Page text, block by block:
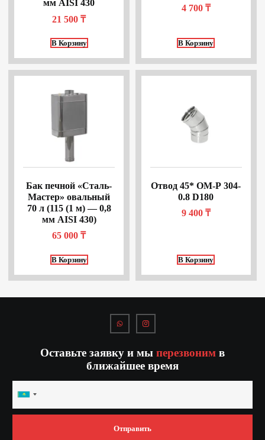
мм AISI 430
21 500₸
В Корзину
4 700 ₸
В Корзину
Бак печной «Сталь-
Мастер» овальный
70 л (115 (1 м) — 0,8
мм AISI 430)
65 000₸
В Корзину
Отвод 45* ОМ-Р 304-
0.8 D180
9 400 ₸
В Корзину
Оставьте заявку и мы перезвоним в
ближайшее время
Kazakhstan
+7
Отправить